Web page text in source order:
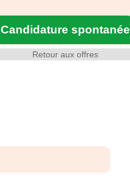
Retour aux offres
Candidature spontanée